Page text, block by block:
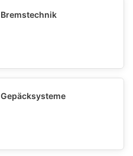
Bremstechnik
Gepäcksysteme